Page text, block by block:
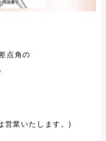
点角の
営業いたします。)